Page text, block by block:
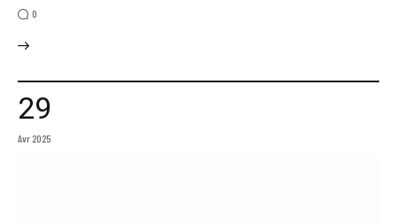
0
29
Avr 2025